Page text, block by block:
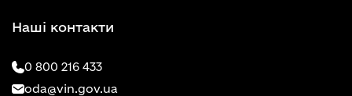
Наші контакти
0 800 216 433
oda@vin.gov.ua